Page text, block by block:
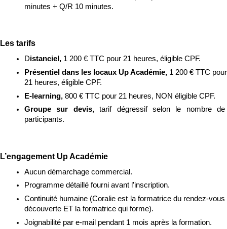
minutes + Q/R 10 minutes.
Les tarifs
Distanciel, 1 200 € TTC pour 21 heures, éligible CPF.
Présentiel dans les locaux Up Académie, 1 200 € TTC pour
21 heures, éligible CPF.
E-learning, 800 € TTC pour 21 heures, NON éligible CPF.
Groupe sur devis, tarif dégressif selon le nombre de
participants.
L’engagement Up Académie
Aucun démarchage commercial.
Programme détaillé fourni avant l’inscription.
Continuité humaine (Coralie est la formatrice du rendez-vous
découverte ET la formatrice qui forme).
Joignabilité par e-mail pendant 1 mois après la formation.